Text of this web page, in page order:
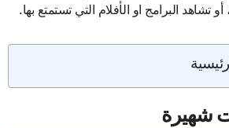
تشاهد البرامج او الأفلام التي تستمتع بها.
شهيرة